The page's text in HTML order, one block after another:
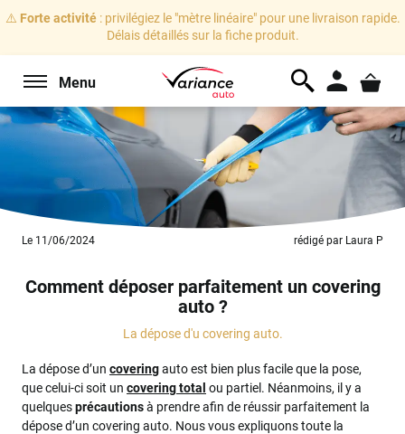
⚠️ Forte activité: privilégiez le "mètre linéaire" pour une livraison rapide.
Délais détaillés sur la fiche produit.
Menu
Le 11/06/2024 rédigé par Laura P
Comment déposer parfaitement un covering
auto ?
La dépose d'u covering auto.
La dépose d’un coveringauto est bien plus facile que la pose,
que celui-ci soit un covering total ou partiel. Néanmoins, il y a
quelquesprécautionsà prendre afin de réussir parfaitement la
dépose d’un covering auto. Nous vous expliquons toute la